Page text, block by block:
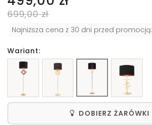
699,00 zł
Najniższa cena z 30 dni przed promocją:
Wariant:
DOBIERZ ŻARÓWKI